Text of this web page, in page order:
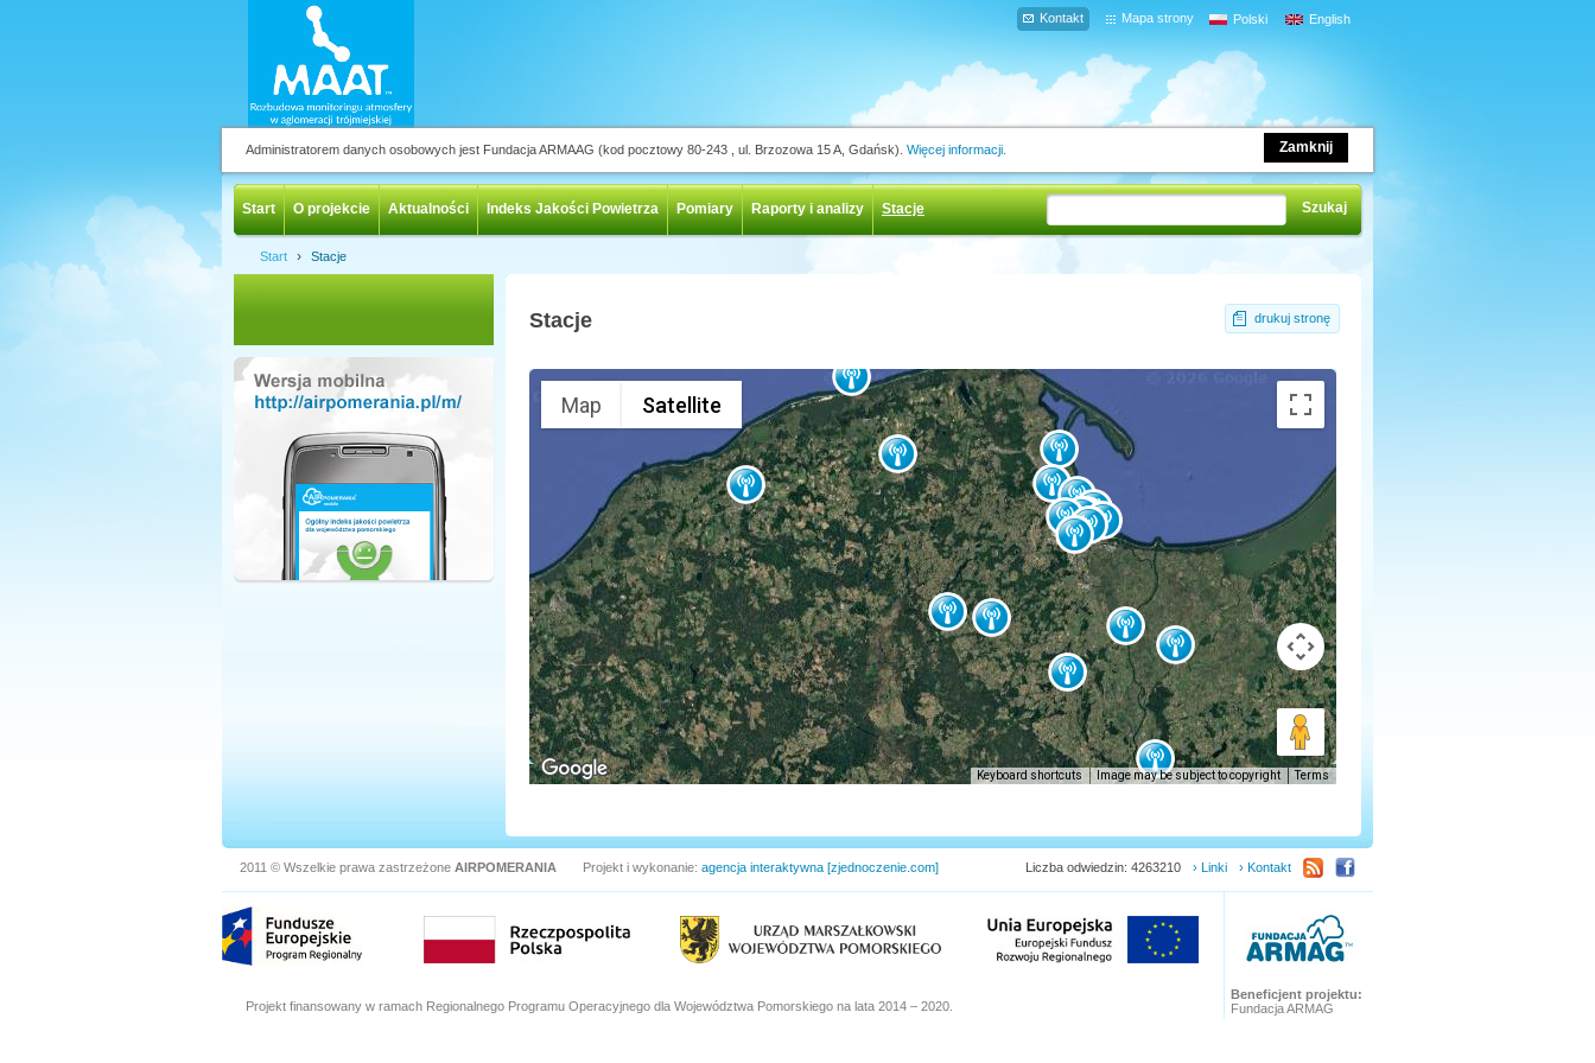
Zamknij
Administratorem danych osobowych jest Fundacja ARMAAG (kod pocztowy 80-243 , ul. Brzozowa 15 A, Gdańsk). Więcej informacji.
Mapa strony
Kontakt Polski English
Start O projekcie Aktualności Indeks Jakości Powietrza Pomiary Raporty i analizy Stacje
Start › Stacje
drukuj stronę
Stacje
Map Satellite
Keyboard shortcuts Image may be subject to copyright Terms
2011 © Wszelkie prawa zastrzeżone AIRPOMERANIA Projekt i wykonanie: agencja interaktywna [zjednoczenie.com] › Kontakt
› Linki
Liczba odwiedzin: 4263210
Projekt finansowany w ramach Regionalnego Programu Operacyjnego dla Województwa Pomorskiego na lata 2014 – 2020.
Beneficjent projektu:
Fundacja ARMAG